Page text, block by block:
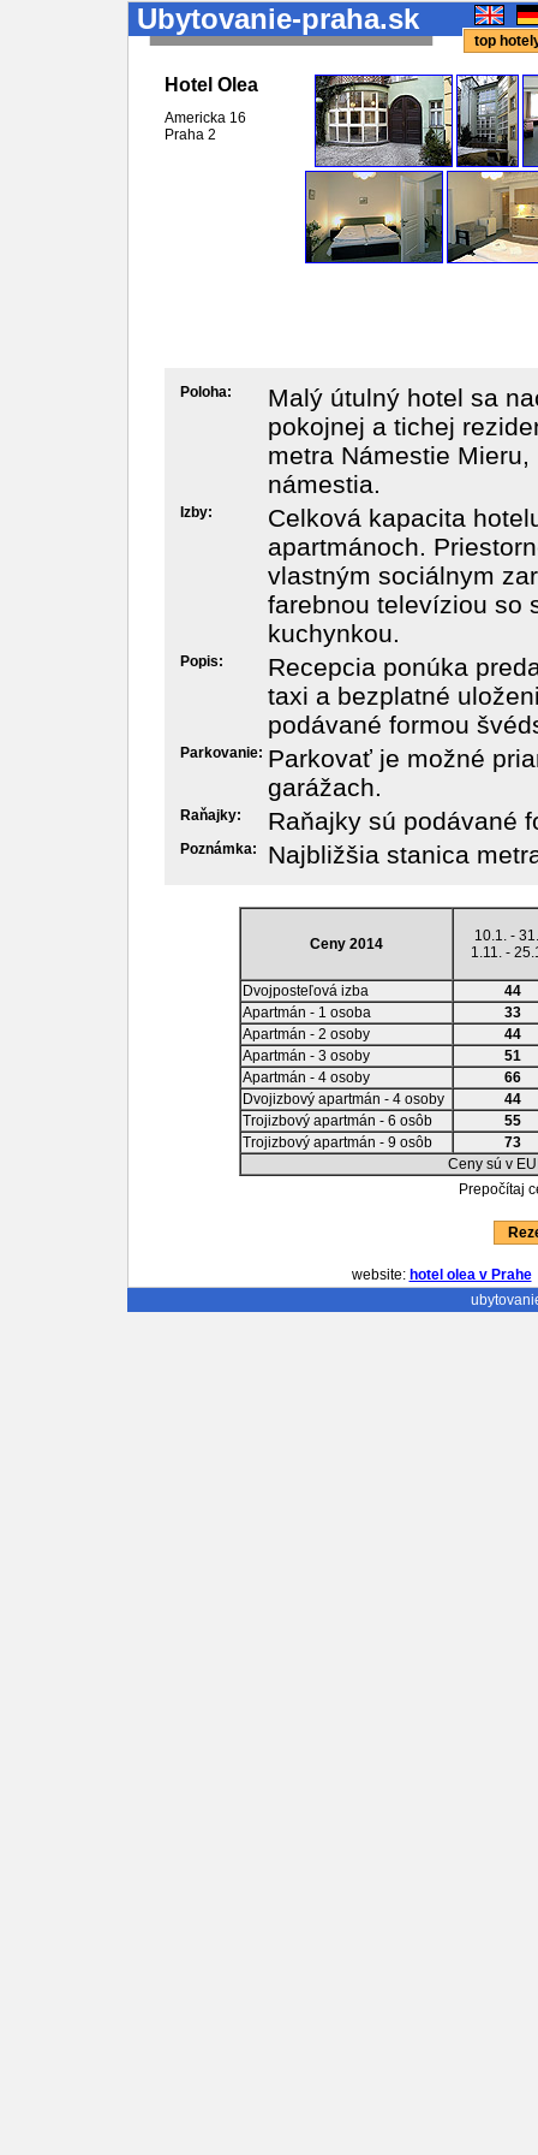
Ubytovanie-praha.sk
top
Hotel Olea
Americka 16
Praha 2
Poloha:
Malý útulný hotel sa
pokojnej a tichej
metra Námestie
námestia.
Izby:
Celková kapacita
apartmánoch.
vlastným sociálnym
farebnou televíziou so
kuchynkou.
Popis:
Recepcia ponúka
taxi a bezplatné
podávané formou
Parkovanie: Parkovať je možné
garážach.
Raňajky: Raňajky sú podávané
Poznámka: Najbližšia stanica
Ceny 2014
10.1. -
1.11. -
Dvojposteľová izba
44
Apartmán - 1 osoba
33
Apartmán - 2 osoby
44
Apartmán - 3 osoby
51
Apartmán - 4 osoby
66
Dvojizbový apartmán - 4 osoby
44
Trojizbový apartmán - 6 osôb
55
Trojizbový apartmán - 9 osôb
73
Ceny sú v
Prepočítaj
website: hotel olea v Prahe